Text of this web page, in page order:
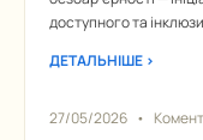
доступного та
ДЕТАЛЬНІШЕ >
27/05/2026